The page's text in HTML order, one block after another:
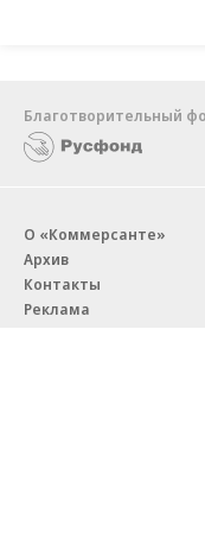
Благотворительный
О «Коммерсанте»
Архив
Контакты
Реклама